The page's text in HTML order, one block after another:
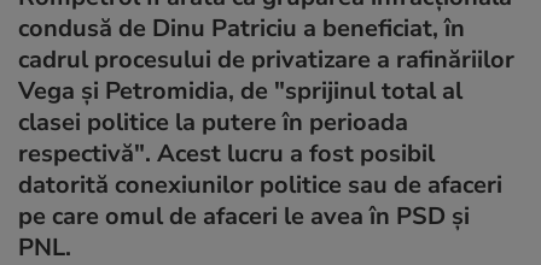
condusă de Dinu Patriciu a beneficiat, în
cadrul procesului de privatizare a rafinăriilor
Vega și Petromidia, de "sprijinul total al
clasei politice la putere în perioada
respectivă". Acest lucru a fost posibil
datorită conexiunilor politice sau de afaceri
pe care omul de afaceri le avea în PSD și
PNL.